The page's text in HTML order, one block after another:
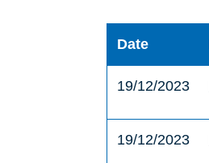
Date
19/12/2023
19/12/2023